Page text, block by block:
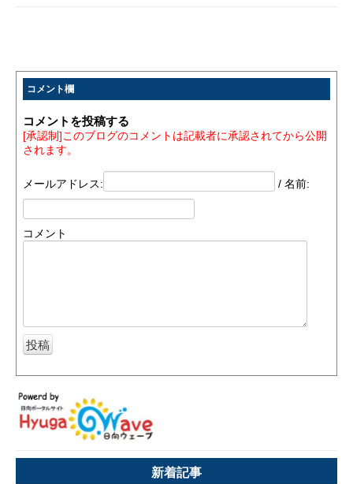
コメント欄
コメントを投稿する
[承認制]このブログのコメントは記載者に承認されてから公開
されます。
メールアドレス: / 名前:
コメント
新着記事